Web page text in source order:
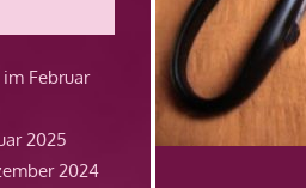
Februar
2025
2024